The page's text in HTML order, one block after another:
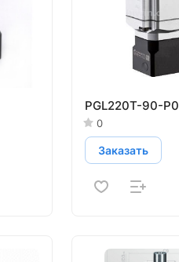
PGL220T-90-P0
0
Заказать